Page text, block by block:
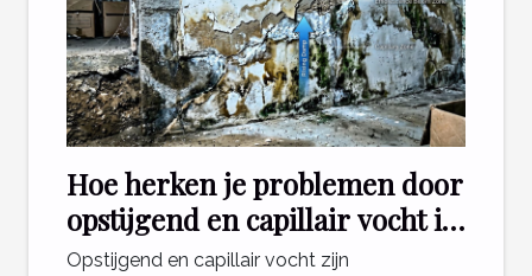
Hoe herken je problemen door
opstijgend en capillair vocht in
je woning?
Opstijgend en capillair vocht zijn